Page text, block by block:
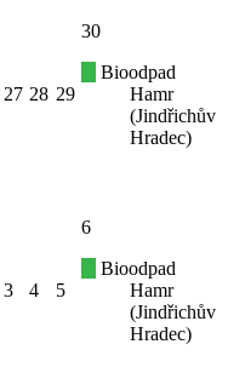
27 28 29
30
Bioodpad
Hamr
(Jindřichův
Hradec)
3 4 5
6
Bioodpad
Hamr
(Jindřichův
Hradec)